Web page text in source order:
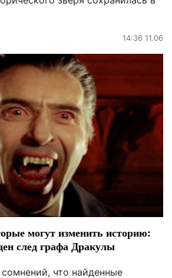
14:36 11.06
могут изменить историю:
след графа Дракулы
что найденные